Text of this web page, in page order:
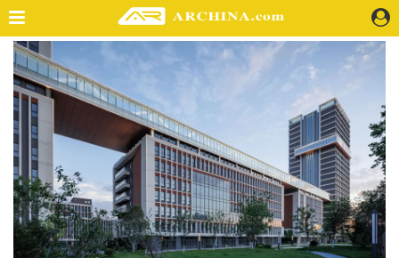
精选案例
建 筑
室 内
视 频
头条资讯
业 界